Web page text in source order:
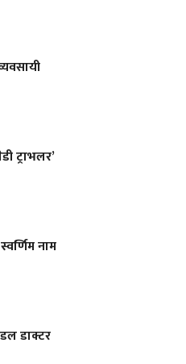
ट्राभलर’
नाम
डाक्टर